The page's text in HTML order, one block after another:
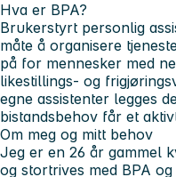
Hva er BPA?
Brukerstyrt personlig
måte å organisere
på for mennesker med
likestillings- og
egne assistenter legges
bistandsbehov får et
Om meg og mitt behov
Jeg er en 26 år gammel
og stortrives med BPA